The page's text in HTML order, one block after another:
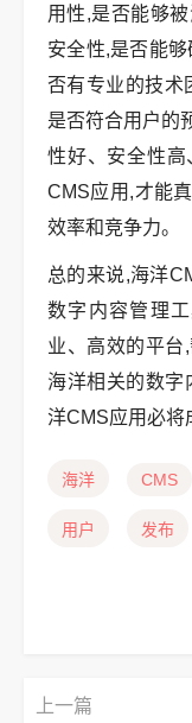
用性,是否能够
安全性,是否能
否有专业的技术
是否符合用户的
性好、安全性
CMS应用,才能
效率和竞争力。
总的来说,海洋
数字内容管理
业、高效的平台
海洋相关的数字
洋CMS应用必将
海洋 CMS
用户 发布
上一篇